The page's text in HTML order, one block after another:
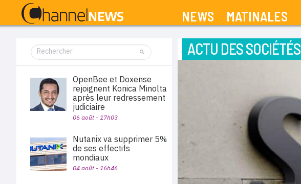
NEWS MATINALES
ACTU DES SOCIÉTÉS
OpenBee et Doxense
rejoignent Konica Minolta
après leur redressement
judiciaire
06 août - 17h03
Nutanix va supprimer 5%
de ses effectifs
mondiaux
04 août - 16h46